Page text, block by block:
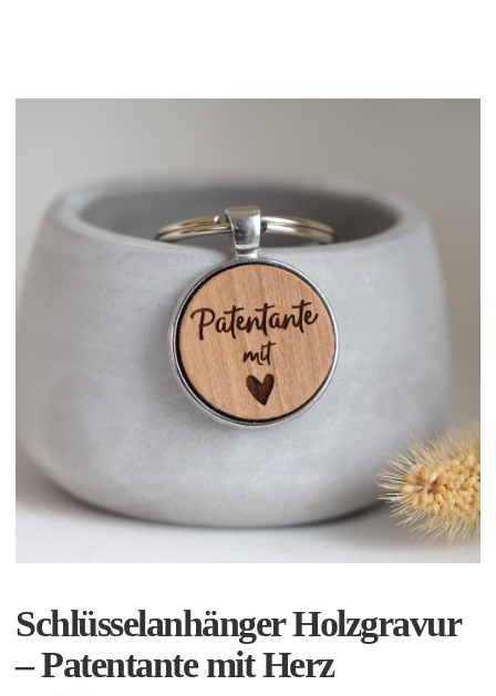
Schlüsselanhänger Holzgravur
– Patentante mit Herz